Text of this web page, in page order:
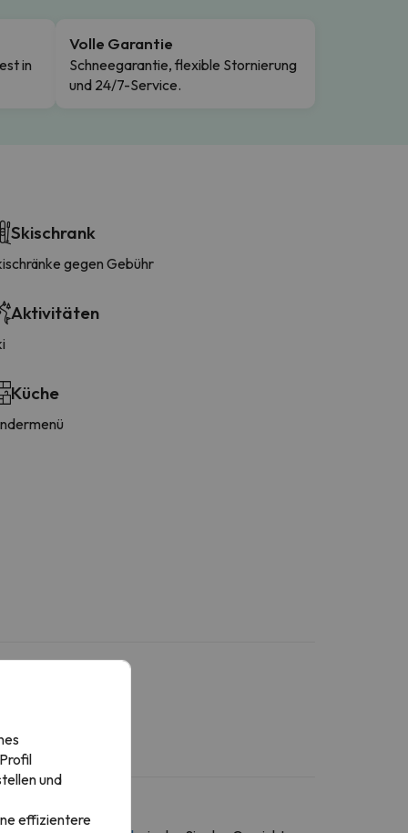
in
Volle Garantie
Schneegarantie, flexible Stornierung
und 24/7-Service.
Skischrank
gegen Gebühr
Aktivitäten
Küche
und
effizientere